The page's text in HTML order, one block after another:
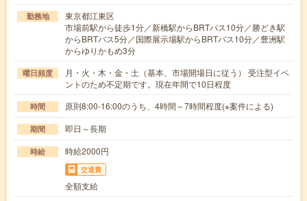
勤務地
東京都江東区
市場前駅から徒歩1分／新橋駅からBRTバス10分／勝どき駅
からBRTバス5分／国際展示場駅からBRTバス10分／豊洲駅
からゆりかもめ3分
曜日頻度
月・火・木・金・土（基本、市場開場日に従う） 受注型イベ
ントのため不定期です。現在年間で10日程度
時間 原則8:00-16:00のうち、4時間～7時間程度(※案件による)
期間 即日～長期
時給 時給2000円
交通費
全額支給